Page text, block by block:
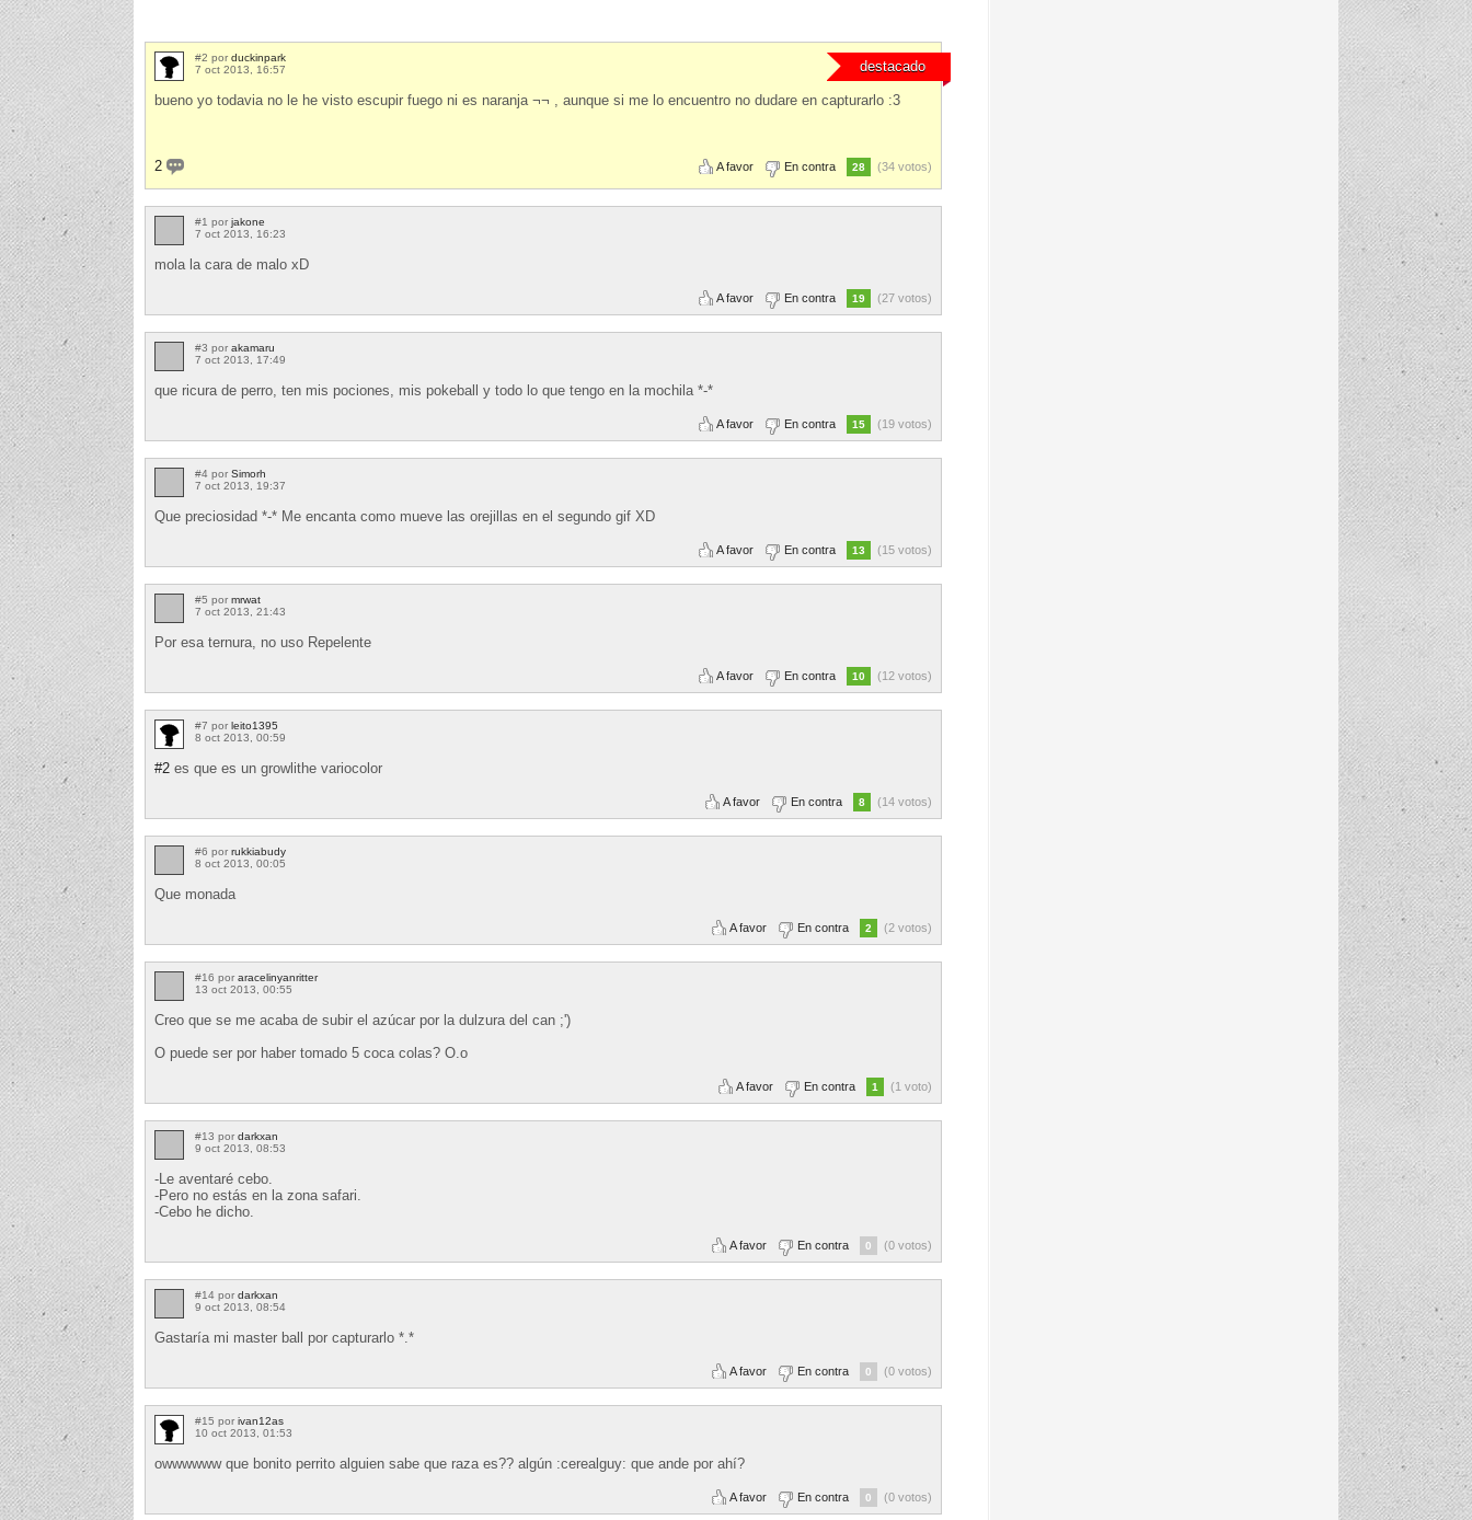
destacado
#2 por duckinpark
7 oct 2013, 16:57
bueno yo todavia no le he visto escupir fuego ni es naranja ¬¬ , aunque si me lo encuentro no dudare en capturarlo :3
2 A favor En contra 28 (34 votos)
#1 por jakone
7 oct 2013, 16:23
mola la cara de malo xD
A favor En contra 19 (27 votos)
#3 por akamaru
7 oct 2013, 17:49
que ricura de perro, ten mis pociones, mis pokeball y todo lo que tengo en la mochila *-*
A favor En contra 15 (19 votos)
#4 por Simorh
7 oct 2013, 19:37
Que preciosidad *-* Me encanta como mueve las orejillas en el segundo gif XD
A favor En contra 13 (15 votos)
#5 por mrwat
7 oct 2013, 21:43
Por esa ternura, no uso Repelente
A favor En contra 10 (12 votos)
#7 por leito1395
8 oct 2013, 00:59
#2 es que es un growlithe variocolor
A favor En contra 8 (14 votos)
#6 por rukkiabudy
8 oct 2013, 00:05
Que monada
A favor En contra 2 (2 votos)
#16 por aracelinyanritter
13 oct 2013, 00:55
Creo que se me acaba de subir el azúcar por la dulzura del can ;')
O puede ser por haber tomado 5 coca colas? O.o
A favor En contra 1 (1 voto)
#13 por darkxan
9 oct 2013, 08:53
-Le aventaré cebo.
-Pero no estás en la zona safari.
-Cebo he dicho.
A favor En contra 0 (0 votos)
#14 por darkxan
9 oct 2013, 08:54
Gastaría mi master ball por capturarlo *.*
A favor En contra 0 (0 votos)
#15 por ivan12as
10 oct 2013, 01:53
owwwwww que bonito perrito alguien sabe que raza es?? algún :cerealguy: que ande por ahí?
A favor En contra 0 (0 votos)